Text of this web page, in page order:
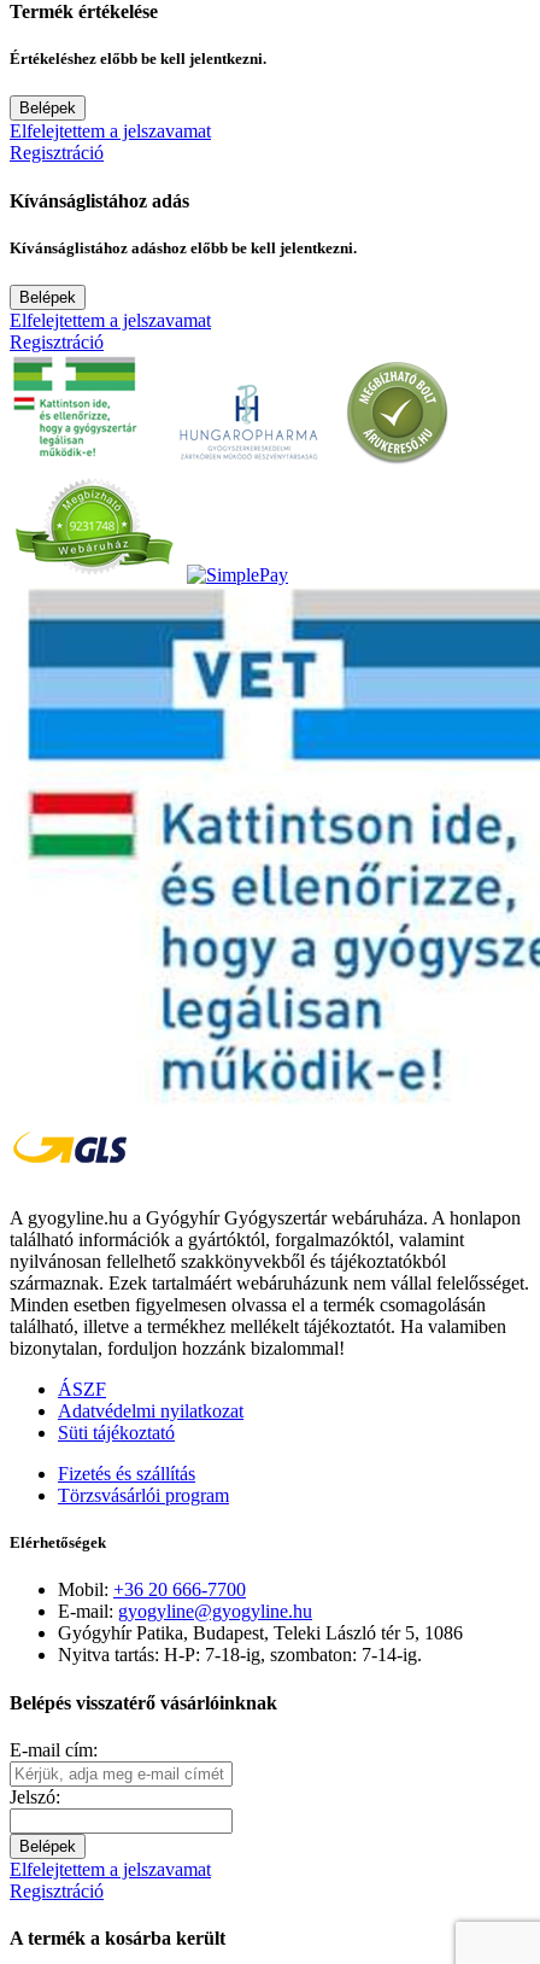
Termék értékelése
Értékeléshez előbb be kell jelentkezni.
Belépek
Elfelejtettem a jelszavamat
Regisztráció
Kívánságlistához adás
Kívánságlistához adáshoz előbb be kell jelentkezni.
Belépek
Elfelejtettem a jelszavamat
Regisztráció
A gyogyline.hu a Gyógyhír Gyógyszertár webáruháza. A honlapon
található információk a gyártóktól, forgalmazóktól, valamint
nyilvánosan fellelhető szakkönyvekből és tájékoztatókból
származnak. Ezek tartalmáért webáruházunk nem vállal felelősséget.
Minden esetben figyelmesen olvassa el a termék csomagolásán
található, illetve a termékhez mellékelt tájékoztatót. Ha valamiben
bizonytalan, forduljon hozzánk bizalommal!
ÁSZF
Adatvédelmi nyilatkozat
Süti tájékoztató
Fizetés és szállítás
Törzsvásárlói program
Elérhetőségek
Mobil: +36 20 666-7700
E-mail: gyogyline@gyogyline.hu
Gyógyhír Patika, Budapest, Teleki László tér 5, 1086
Nyitva tartás: H-P: 7-18-ig, szombaton: 7-14-ig.
Belépés visszatérő vásárlóinknak
E-mail cím:
Jelszó:
Belépek
Elfelejtettem a jelszavamat
Regisztráció
A termék a kosárba került